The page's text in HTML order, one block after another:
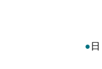
●